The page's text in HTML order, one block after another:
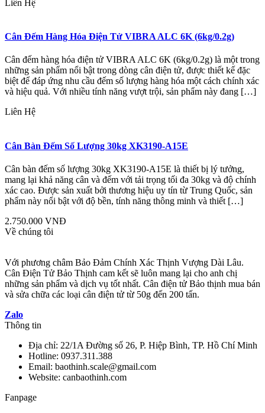
Liên Hệ
Cân Đếm Hàng Hóa Điện Tử VIBRA ALC 6K (6kg/0.2g)
Cân đếm hàng hóa điện tử VIBRA ALC 6K (6kg/0.2g) là một trong
những sản phẩm nổi bật trong dòng cân điện tử, được thiết kế đặc
biệt để đáp ứng nhu cầu đếm số lượng hàng hóa một cách chính xác
và hiệu quả. Với nhiều tính năng vượt trội, sản phẩm này đang […]
Liên Hệ
Cân Bàn Đếm Số Lượng 30kg XK3190-A15E
Cân bàn đếm số lượng 30kg XK3190-A15E là thiết bị lý tưởng,
mang lại khả năng cân và đếm với tải trọng tối đa 30kg và độ chính
xác cao. Được sản xuất bởi thương hiệu uy tín từ Trung Quốc, sản
phẩm này nổi bật với độ bền, tính năng thông minh và thiết […]
2.750.000 VNĐ
Về chúng tôi
Với phương châm Bảo Đảm Chính Xác Thịnh Vượng Dài Lâu.
Cân Điện Tử Bảo Thịnh cam kết sẽ luôn mang lại cho anh chị
những sản phẩm và dịch vụ tốt nhất. Cân điện tử Bảo thịnh mua bán
và sửa chữa các loại cân điện tử từ 50g đến 200 tấn.
Zalo
Thông tin
Địa chỉ: 22/1A Đường số 26, P. Hiệp Bình, TP. Hồ Chí Minh
Hotline: 0937.311.388
Email: baothinh.scale@gmail.com
Website: canbaothinh.com
Fanpage